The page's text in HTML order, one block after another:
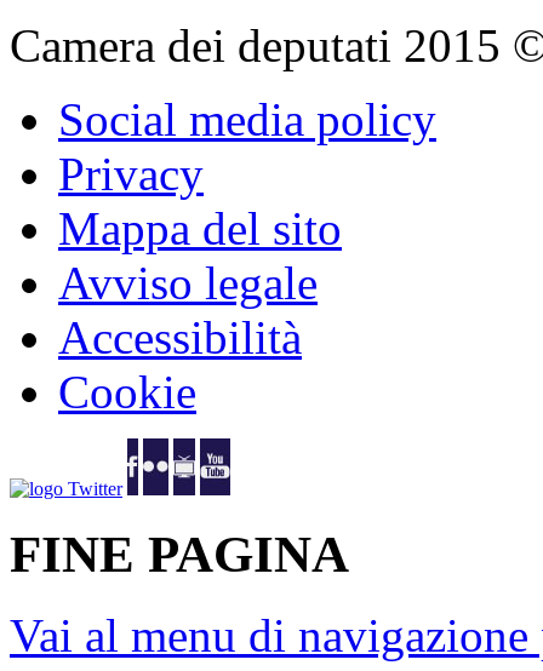
Camera dei deputati
Social media policy
Privacy
Mappa del sito
Avviso legale
Accessibilità
Cookie
FINE PAGINA
Vai al menu di